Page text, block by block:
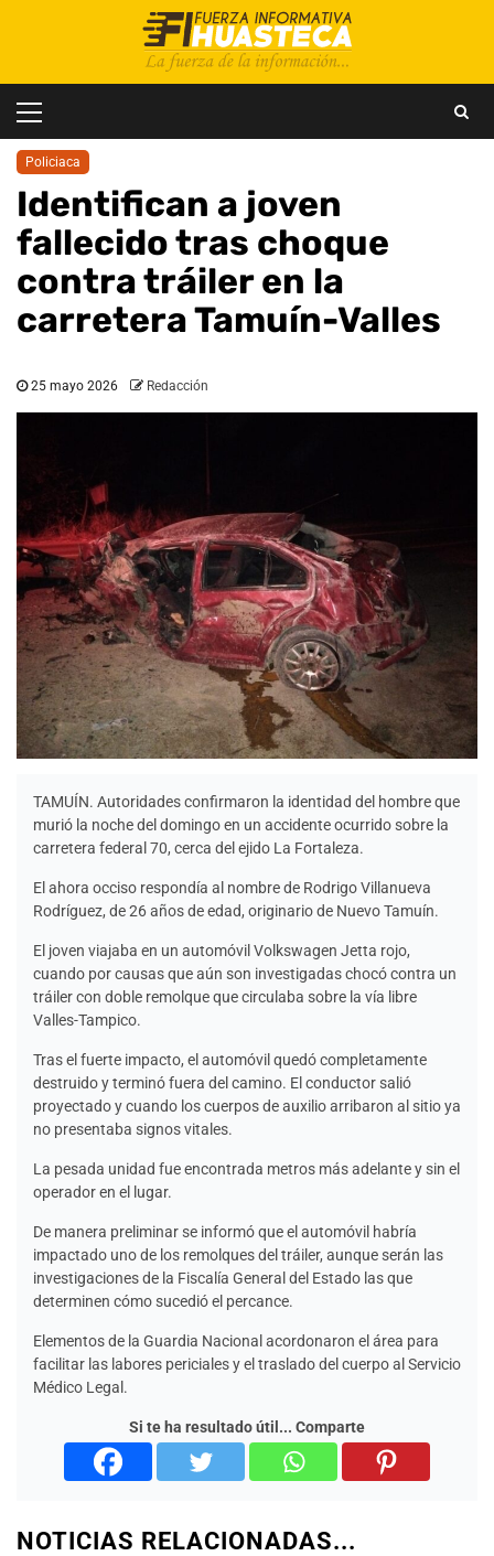
principal
Policiaca
Identifican a joven
fallecido tras choque
contra tráiler en la
carretera Tamuín-Valles
25 mayo 2026 Redacción
TAMUÍN. Autoridades confirmaron la identidad del hombre que
murió la noche del domingo en un accidente ocurrido sobre la
carretera federal 70, cerca del ejido La Fortaleza.
El ahora occiso respondía al nombre de Rodrigo Villanueva
Rodríguez, de 26 años de edad, originario de Nuevo Tamuín.
El joven viajaba en un automóvil Volkswagen Jetta rojo,
cuando por causas que aún son investigadas chocó contra un
tráiler con doble remolque que circulaba sobre la vía libre
Valles-Tampico.
Tras el fuerte impacto, el automóvil quedó completamente
destruido y terminó fuera del camino. El conductor salió
proyectado y cuando los cuerpos de auxilio arribaron al sitio ya
no presentaba signos vitales.
La pesada unidad fue encontrada metros más adelante y sin el
operador en el lugar.
De manera preliminar se informó que el automóvil habría
impactado uno de los remolques del tráiler, aunque serán las
investigaciones de la Fiscalía General del Estado las que
determinen cómo sucedió el percance.
Elementos de la Guardia Nacional acordonaron el área para
facilitar las labores periciales y el traslado del cuerpo al Servicio
Médico Legal.
Si te ha resultado útil... Comparte
NOTICIAS RELACIONADAS...